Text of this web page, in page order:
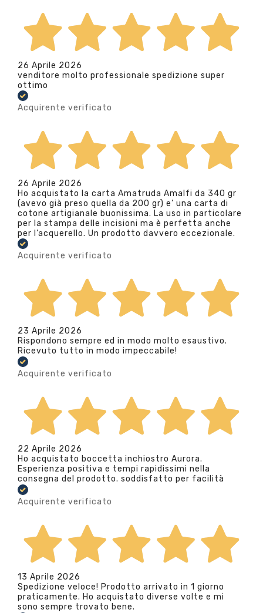
26 Aprile 2026
venditore molto professionale spedizione super
ottimo
Acquirente verificato
26 Aprile 2026
Ho acquistato la carta Amatruda Amalfi da 340 gr
(avevo già preso quella da 200 gr) e’ una carta di
cotone artigianale buonissima. La uso in particolare
per la stampa delle incisioni ma è perfetta anche
per l’acquerello. Un prodotto davvero eccezionale.
Acquirente verificato
23 Aprile 2026
Rispondono sempre ed in modo molto esaustivo.
Ricevuto tutto in modo impeccabile!
Acquirente verificato
22 Aprile 2026
Ho acquistato boccetta inchiostro Aurora.
Esperienza positiva e tempi rapidissimi nella
consegna del prodotto. soddisfatto per facilità
Acquirente verificato
13 Aprile 2026
Spedizione veloce! Prodotto arrivato in 1 giorno
praticamente. Ho acquistato diverse volte e mi
sono sempre trovato bene.